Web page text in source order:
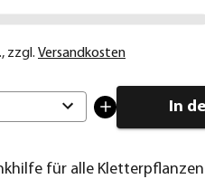
, zzgl. Versandkosten
In
für alle Kletterpflanzen